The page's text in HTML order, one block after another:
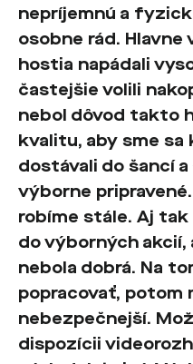
nepríjemnú a
osobne rád. Hlavne
hostia napádali
častejšie volili
nebol dôvod takto
kvalitu, aby sme
dostávali do šancí
výborne
robíme stále. Aj
do výborných akcií,
nebola dobrá. Na
popracovať, potom
nebezpečnejší.
dispozícii